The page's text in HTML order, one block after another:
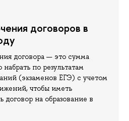
договоров в
договора — это сумма
по результатам
(экзаменов ЕГЭ) с учетом
чтобы иметь
договор на образование в